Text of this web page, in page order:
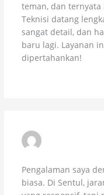
teman, dan
Teknisi datang
sangat detail, dan
baru lagi. Layanan
dipertahankan!
Pengalaman saya
biasa. Di Sentul,